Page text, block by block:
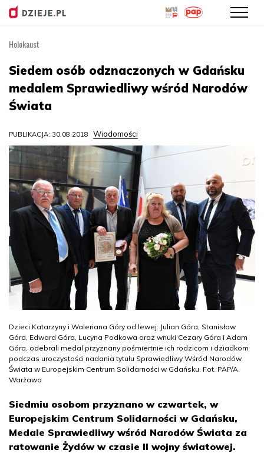
treści
Holokaust
Siedem osób odznaczonych w Gdańsku
medalem Sprawiedliwy wśród Narodów
Świata
PUBLIKACJA: 30.08.2018 Wiadomości
Dzieci Katarzyny i Waleriana Góry od lewej: Julian Góra, Stanisław
Góra, Edward Góra, Lucyna Podkowa oraz wnuki Cezary Góra i Adam
Góra, odebrali medal przyznany pośmiertnie ich rodzicom i dziadkom
podczas uroczystości nadania tytułu Sprawiedliwy Wśród Narodów
Świata w Europejskim Centrum Solidarności w Gdańsku. Fot. PAP/A.
Warżawa
Siedmiu osobom przyznano w czwartek, w
Europejskim Centrum Solidarności w Gdańsku,
Medale Sprawiedliwy wśród Narodów Świata za
ratowanie Żydów w czasie II wojny światowej.